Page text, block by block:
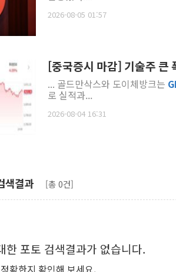
2026-08-05 01:57
[중국증시 마감] 기술주 큰
... 골드만삭스와 도이체방크는
로 실적과...
2026-08-04 16:31
결과 [총 0건]
한 포토 검색결과가 없습니다.
확한지 확인해 보세요.